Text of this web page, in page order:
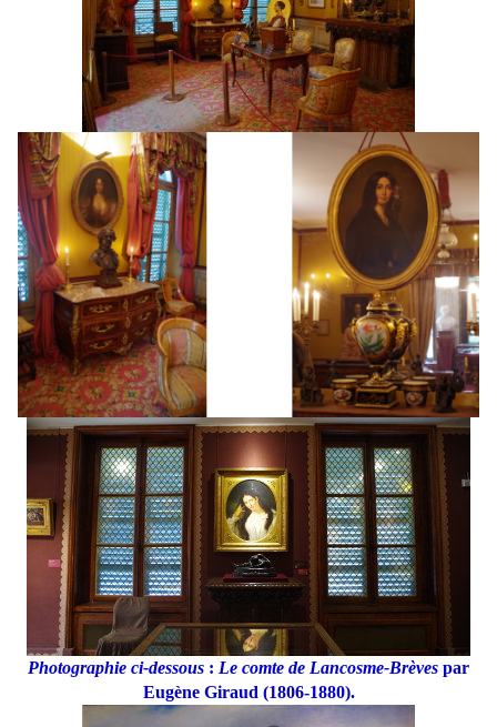
Photographie ci-dessous : Le comte de Lancosme-Brèves par
Eugène Giraud (1806-1880).